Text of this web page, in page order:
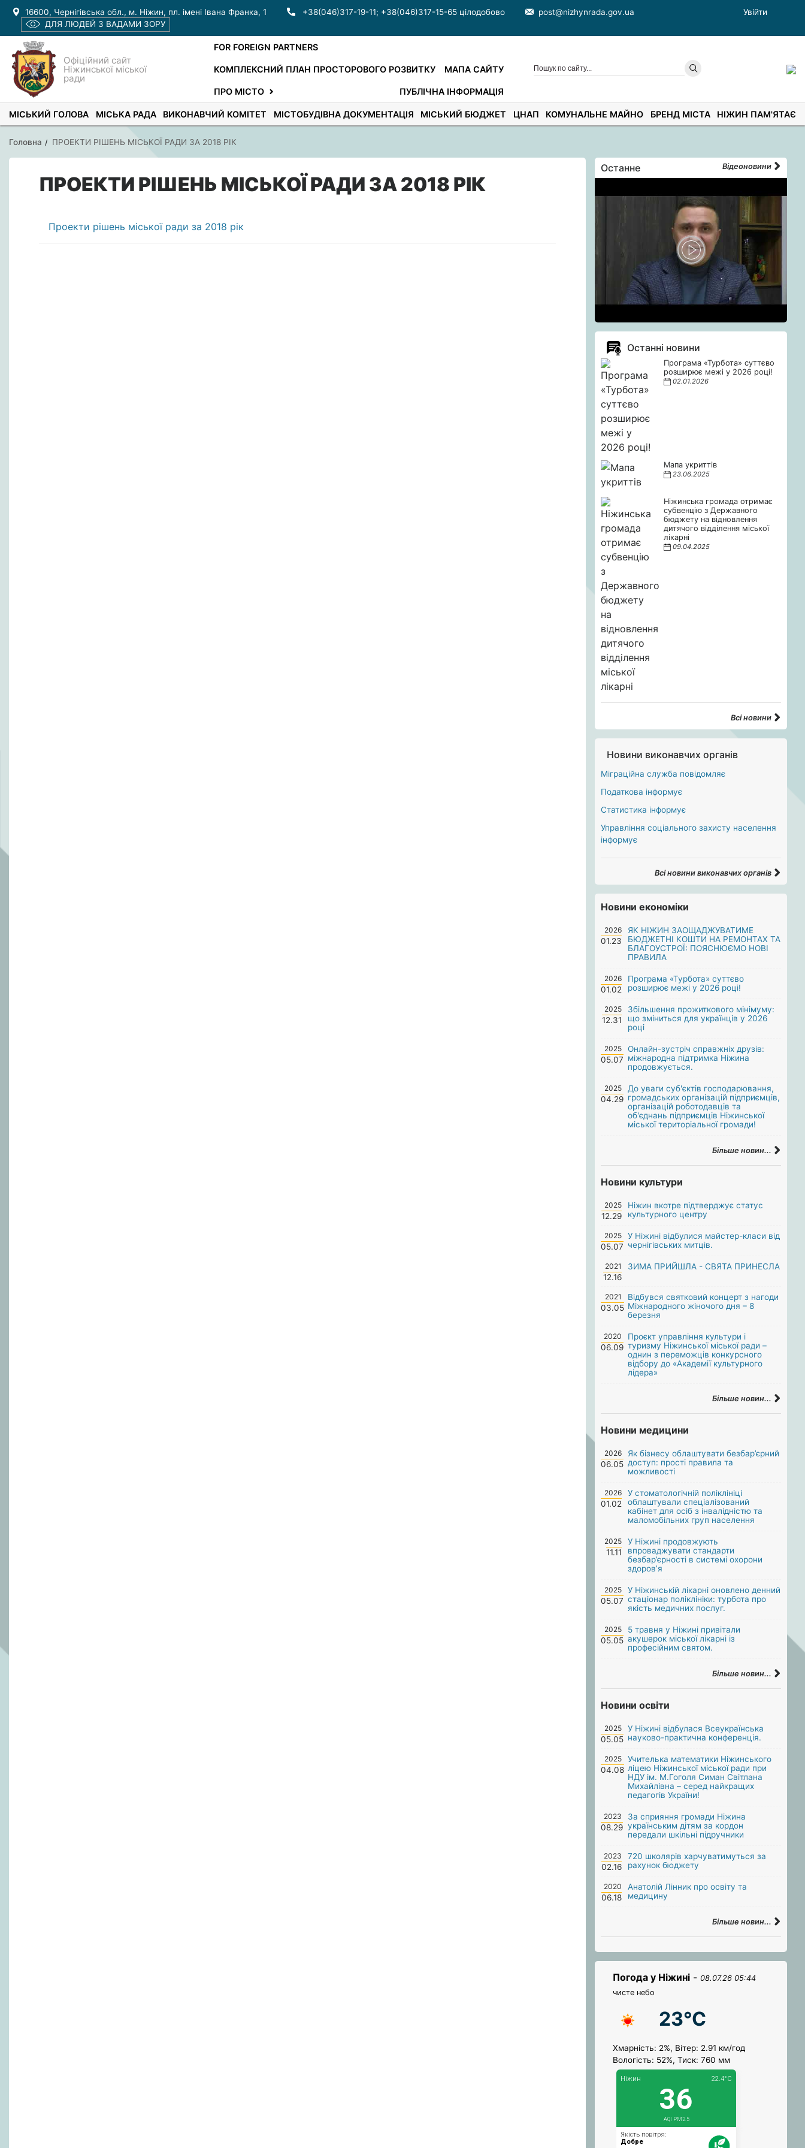
16600, Чернігівська обл., м. Ніжин, пл. імені Івана Франка, 1 +38(046)317-19-11; +38(046)317-15-65 цілодобово post@nizhynrada.gov.ua
Увійти
ДЛЯ ЛЮДЕЙ З ВАДАМИ ЗОРУ
Офіційний сайт
Ніжинської міської
ради
FOR FOREIGN PARTNERS
КОМПЛЕКСНИЙ ПЛАН ПРОСТОРОВОГО РОЗВИТКУ МАПА САЙТУ
ПРО МІСТО ПУБЛІЧНА ІНФОРМАЦІЯ
МІСЬКИЙ ГОЛОВА МІСЬКА РАДА ВИКОНАВЧИЙ КОМІТЕТ МІСТОБУДІВНА ДОКУМЕНТАЦІЯ МІСЬКИЙ БЮДЖЕТ ЦНАП КОМУНАЛЬНЕ МАЙНО БРЕНД МІСТА НІЖИН ПАМ'ЯТАЄ
Головна ПРОЕКТИ РІШЕНЬ МІСЬКОЇ РАДИ ЗА 2018 РІК
ПРОЕКТИ РІШЕНЬ МІСЬКОЇ РАДИ ЗА 2018 РІК
Проекти рішень міської ради за 2018 рік
Останне Відеоновини
Останні новини
Програма «Турбота» суттєво
розширює межі у 2026 році!
02.01.2026
Мапа укриттів
23.06.2025
Ніжинська громада отримає
субвенцію з Державного
бюджету на відновлення
дитячого відділення міської
лікарні
09.04.2025
Всі новини
Новини виконавчих органів
Міграційна служба повідомляє
Податкова інформує
Статистика інформує
Управління соціального захисту населення
інформує
Всі новини виконавчих органів
Новини економіки
2026
01.23
ЯК НІЖИН ЗАОЩАДЖУВАТИМЕ
БЮДЖЕТНІ КОШТИ НА РЕМОНТАХ ТА
БЛАГОУСТРОЇ: ПОЯСНЮЄМО НОВІ
ПРАВИЛА
2026
01.02
Програма «Турбота» суттєво
розширює межі у 2026 році!
2025
12.31
Збільшення прожиткового мінімуму:
що зміниться для українців у 2026
році
2025
05.07
Онлайн-зустріч справжніх друзів:
міжнародна підтримка Ніжина
продовжується.
2025
04.29
До уваги суб'єктів господарювання,
громадських організацій підприємців,
організацій роботодавців та
об'єднань підприємців Ніжинської
міської територіальної громади!
Більше новин...
Новини культури
2025
12.29
Ніжин вкотре підтверджує статус
культурного центру
2025
05.07
У Ніжині відбулися майстер-класи від
чернігівських митців.
2021
12.16
ЗИМА ПРИЙШЛА - СВЯТА ПРИНЕСЛА
2021
03.05
Відбувся святковий концерт з нагоди
Міжнародного жіночого дня – 8
березня
2020
06.09
Проєкт управління культури і
туризму Ніжинської міської ради –
однин з переможців конкурсного
відбору до «Академії культурного
лідера»
Більше новин...
Новини медицини
2026
06.05
Як бізнесу облаштувати безбар’єрний
доступ: прості правила та
можливості
2026
01.02
У стоматологічній поліклініці
облаштували спеціалізований
кабінет для осіб з інвалідністю та
маломобільних груп населення
2025
11.11
У Ніжині продовжують
впроваджувати стандарти
безбар’єрності в системі охорони
здоров’я
2025
05.07
У Ніжинській лікарні оновлено денний
стаціонар поліклініки: турбота про
якість медичних послуг.
2025
05.05
5 травня у Ніжині привітали
акушерок міської лікарні із
професійним святом.
Більше новин...
Новини освіти
2025
05.05
У Ніжині відбулася Всеукраїнська
науково-практична конференція.
2025
04.08
Учителька математики Ніжинського
ліцею Ніжинської міської ради при
НДУ ім. М.Гоголя Симан Світлана
Михайлівна – серед найкращих
педагогів України!
2023
08.29
За сприяння громади Ніжина
українським дітям за кордон
передали шкільні підручники
2023
02.16
720 школярів харчуватимуться за
рахунок бюджету
2020
06.18
Анатолій Лінник про освіту та
медицину
Більше новин...
Погода у Ніжині - 08.07.26 05:44
чисте небо
23°C
Хмарність: 2%, Вітер: 2.91 км/год
Вологість: 52%, Тиск: 760 мм